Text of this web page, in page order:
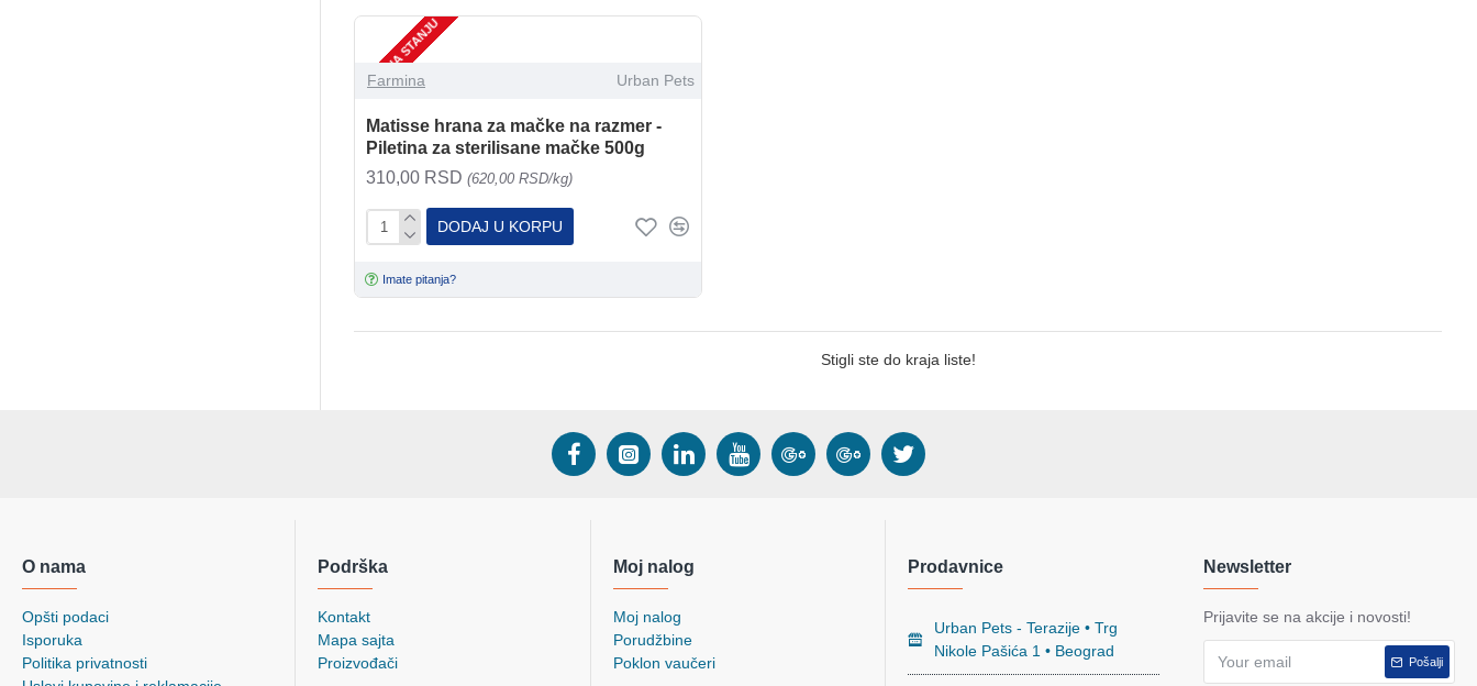
NEMA NA STANJU
Farmina Urban Pets
Matisse hrana za mačke na razmer -
Piletina za sterilisane mačke 500g
310,00 RSD (620,00 RSD/kg)
DODAJ U KORPU
Imate pitanja?
Stigli ste do kraja liste!
O nama
Opšti podaci
Isporuka
Politika privatnosti
Podrška
Kontakt
Mapa sajta
Proizvođači
Moj nalog
Moj nalog
Porudžbine
Poklon vaučeri
Prodavnice
Urban Pets - Terazije • Trg
Nikole Pašića 1 • Beograd
Newsletter
Prijavite se na akcije i novosti!
Pošalji